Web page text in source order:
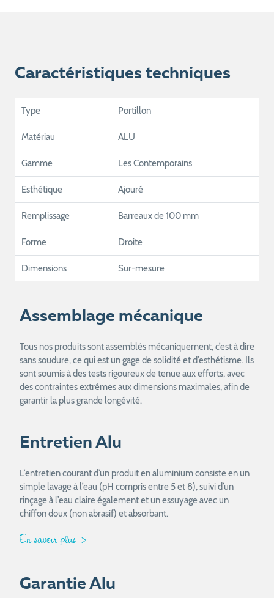
Caractéristiques techniques
Type Portillon
Matériau ALU
Gamme Les Contemporains
Esthétique Ajouré
Remplissage Barreaux de 100 mm
Forme Droite
Dimensions Sur-mesure
Assemblage mécanique
Tous nos produits sont assemblés mécaniquement, c’est à dire
sans soudure, ce qui est un gage de solidité et d’esthétisme. Ils
sont soumis à des tests rigoureux de tenue aux efforts, avec
des contraintes extrêmes aux dimensions maximales, afin de
garantir la plus grande longévité.
Entretien Alu
L’entretien courant d’un produit en aluminium consiste en un
simple lavage à l’eau (pH compris entre 5 et 8), suivi d’un
rinçage à l’eau claire également et un essuyage avec un
chiffon doux (non abrasif) et absorbant.
En savoir plus
Garantie Alu